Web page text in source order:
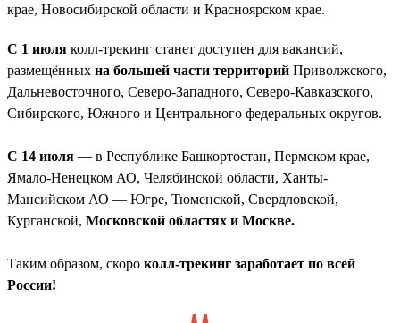
крае, Новосибирской области и Красноярском крае.
С 1 июля колл-трекинг станет доступен для вакансий,
размещённых на большей части территорий Приволжского,
Дальневосточного, Северо-Западного, Северо-Кавказского,
Сибирского, Южного и Центрального федеральных округов.
С 14 июля — в Республике Башкортостан, Пермском крае,
Ямало-Ненецком АО, Челябинской области, Ханты-
Мансийском АО — Югре, Тюменской, Свердловской,
Курганской, Московской областях и Москве.
Таким образом, скоро колл-трекинг заработает по всей
России!